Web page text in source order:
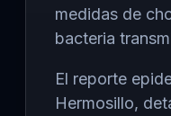
medidas de
bacteria
El reporte
Hermosillo,